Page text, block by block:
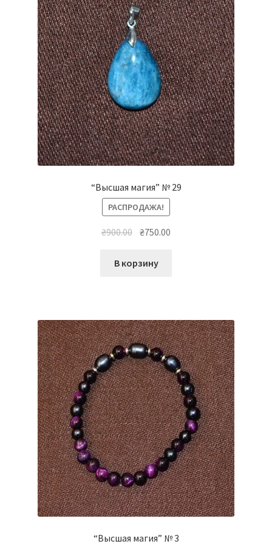
“Высшая магия” № 29
РАСПРОДАЖА!
₴900.00 Первоначальная
составляла
₴750.00
В корзину
“Высшая магия” № 3